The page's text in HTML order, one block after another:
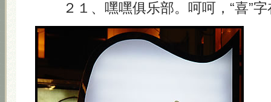
２１、嘿嘿俱乐部。呵呵，“喜”字